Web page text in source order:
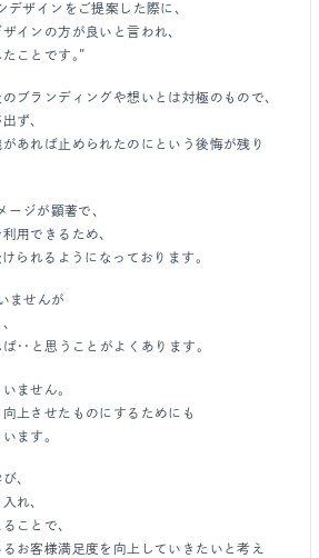
ザインをご提案した際に、
インの方が良いと言われ、
ことです。”
ブランディングや想いとは対極のもので、
ず、
あれば止められたのにという後悔が残り
ージが顕著で、
用できるため、
られるようになっております。
ませんが
・・と思うことがよくあります。
ません。
上させたものにするためにも
ます。
、
れ、
ことで、
お客様満足度を向上していきたいと考え